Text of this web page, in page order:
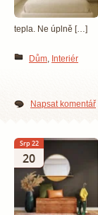
tepla. Ne úplně […]
Dům, Interiér
Napsat komentář
Srp 22
20